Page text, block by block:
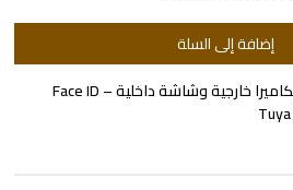
إضافة إلى السلة
قفل باب ذكي CL-G30 بكاميرا خارجية وشاشة داخلية – Face ID